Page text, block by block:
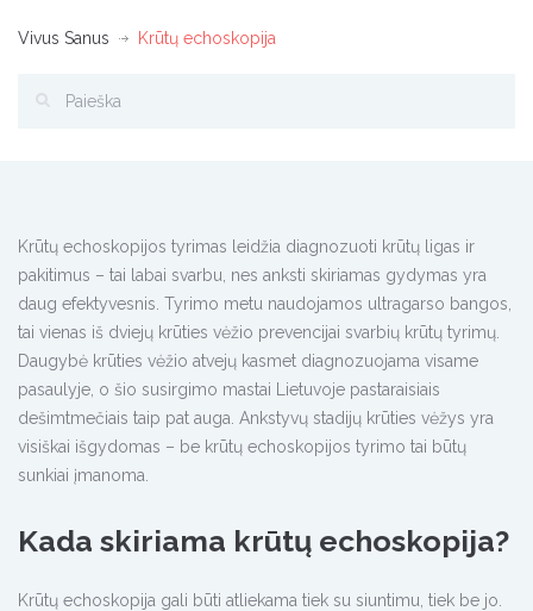
Vivus Sanus Krūtų echoskopija
Krūtų echoskopijos tyrimas leidžia diagnozuoti krūtų ligas ir
pakitimus – tai labai svarbu, nes anksti skiriamas gydymas yra
daug efektyvesnis. Tyrimo metu naudojamos ultragarso bangos,
tai vienas iš dviejų krūties vėžio prevencijai svarbių krūtų tyrimų.
Daugybė krūties vėžio atvejų kasmet diagnozuojama visame
pasaulyje, o šio susirgimo mastai Lietuvoje pastaraisiais
dešimtmečiais taip pat auga. Ankstyvų stadijų krūties vėžys yra
visiškai išgydomas – be krūtų echoskopijos tyrimo tai būtų
sunkiai įmanoma.
Kada skiriama krūtų echoskopija?
Krūtų echoskopija gali būti atliekama tiek su siuntimu, tiek be jo.